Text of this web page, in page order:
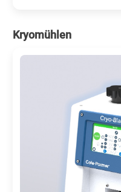
Kryomühlen